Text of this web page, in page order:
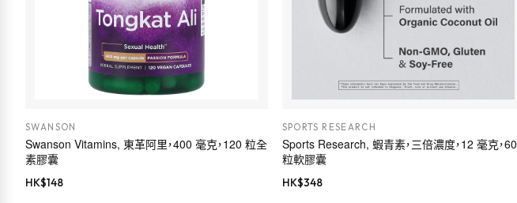
SWANSON
Swanson Vitamins, 東革阿里，400 毫克，120 粒全
素膠囊
HK$148
SPORTS RESEARCH
Sports Research, 蝦青素，三倍濃度，12 毫克，60
粒軟膠囊
HK$348